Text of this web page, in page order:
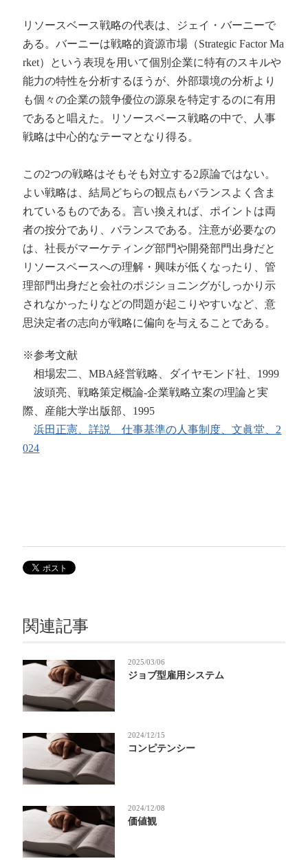
リソースベース戦略の代表は、ジェイ・バーニーで
ある。バーニーは戦略的資源市場（Strategic Factor Ma
rket）という表現を用いて個別企業に特有のスキルや
能力の特性を分析するほうが、外部環境の分析より
も個々の企業の競争優位の源泉を特定するのに有用
であると唱えた。リソースベース戦略の中で、人事
戦略は中心的なテーマとなり得る。
この2つの戦略はそもそも対立する2原論ではない。
よい戦略は、結局どちらの観点もバランスよく含ま
れているものである。言い換えれば、ポイントは両
者の按分であり、バランスである。注意が必要なの
は、社長がマーケティング部門や開発部門出身だと
リソースベースへの理解・興味が低くなったり、管
理部門出身だと会社のポジショニングがしっかり示
されなかったりなどの問題が起こりやすいなど、意
思決定者の志向が戦略に偏向を与えることである。
※参考文献
相場宏二、MBA経営戦略、ダイヤモンド社、1999
波頭亮、戦略策定概論-企業戦略立案の理論と実
際
産能大学出版部 、1995
浜田正憲、詳説 仕事基準の人事制度、文眞堂、2
024
関連記事
2025/03/06
ジョブ型雇用システム
2024/12/15
コンピテンシー
2024/12/08
価値観